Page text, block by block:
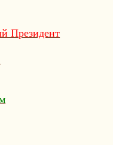
Президент